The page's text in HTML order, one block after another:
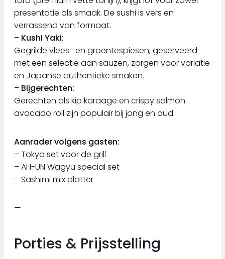
presentatie als smaak. De sushi is vers en
verrassend van formaat.
– Kushi Yaki:
Gegrilde vlees- en groentespiesen, geserveerd
met een selectie aan sauzen, zorgen voor variatie
en Japanse authentieke smaken.
– Bijgerechten:
Gerechten als kip karaage en crispy salmon
avocado roll zijn populair bij jong en oud.
Aanrader volgens gasten:
– Tokyo set voor de grill
– AH-UN Wagyu special set
– Sashimi mix platter
—
Porties & Prijsstelling